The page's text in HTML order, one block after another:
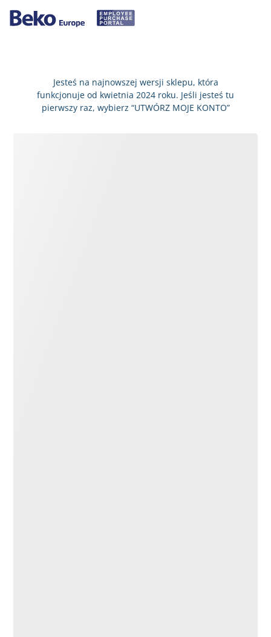
Jesteś na najnowszej wersji sklepu, która
funkcjonuje od kwietnia 2024 roku. Jeśli jesteś tu
pierwszy raz, wybierz “UTWÓRZ MOJE KONTO”